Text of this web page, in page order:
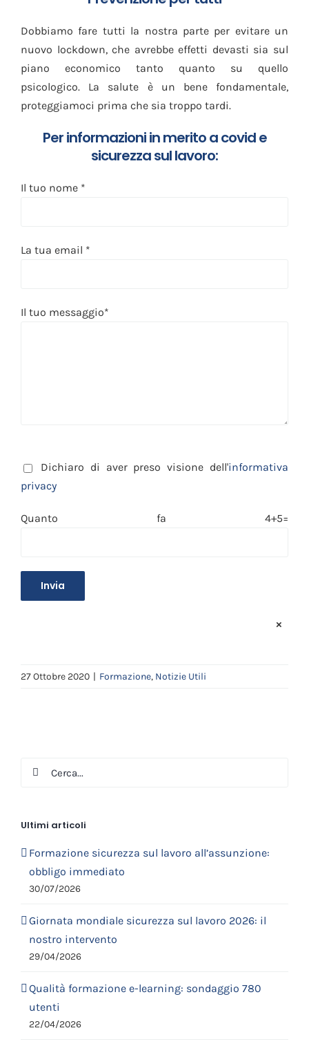
Dobbiamo fare tutti la nostra parte per evitare un
nuovo lockdown, che avrebbe effetti devasti sia sul
piano economico tanto quanto su quello
psicologico. La salute è un bene fondamentale,
proteggiamoci prima che sia troppo tardi.
Per informazioni in merito a covid e
sicurezza sul lavoro:
Il tuo nome *
La tua email *
Il tuo messaggio*
Dichiaro di aver preso visione dell'informativa
privacy
Quanto fa 4+5=
×
27 Ottobre 2020 | Formazione, Notizie Utili
Cerca
Ultimi articoli
Formazione sicurezza sul lavoro all’assunzione:
obbligo immediato
30/07/2026
Giornata mondiale sicurezza sul lavoro 2026: il
nostro intervento
29/04/2026
Qualità formazione e-learning: sondaggio 780
utenti
22/04/2026